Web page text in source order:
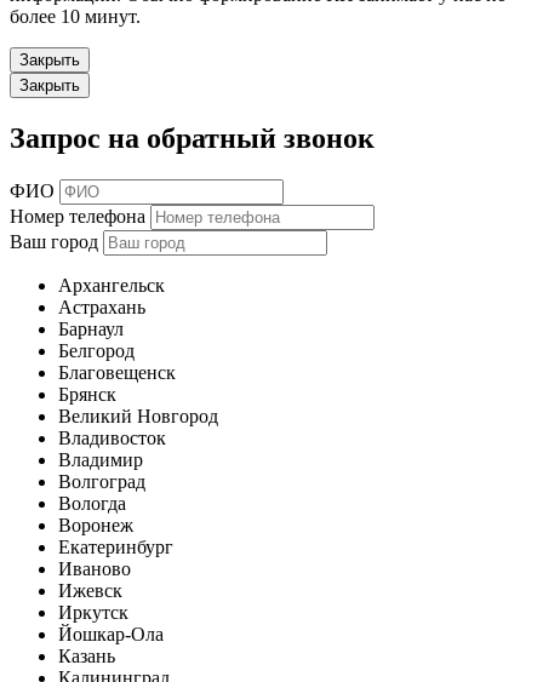
более 10 минут.
Закрыть
Закрыть
Запрос на обратный звонок
ФИО
Номер телефона
Ваш город
Архангельск
Астрахань
Барнаул
Белгород
Благовещенск
Брянск
Великий Новгород
Владивосток
Владимир
Волгоград
Вологда
Воронеж
Екатеринбург
Иваново
Ижевск
Иркутск
Йошкар-Ола
Казань
Калининград